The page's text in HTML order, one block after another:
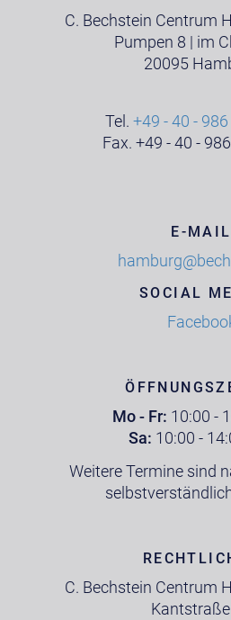
C. Bechstein Centrum
Pumpen 8 | im
20095
Tel. +49 - 40 -
Fax. +49 - 40 -
E-MAIL
SOCIAL
Mo - Fr: 10:00 -
Sa: 10:00 -
Weitere Termine sind
C. Bechstein Centrum